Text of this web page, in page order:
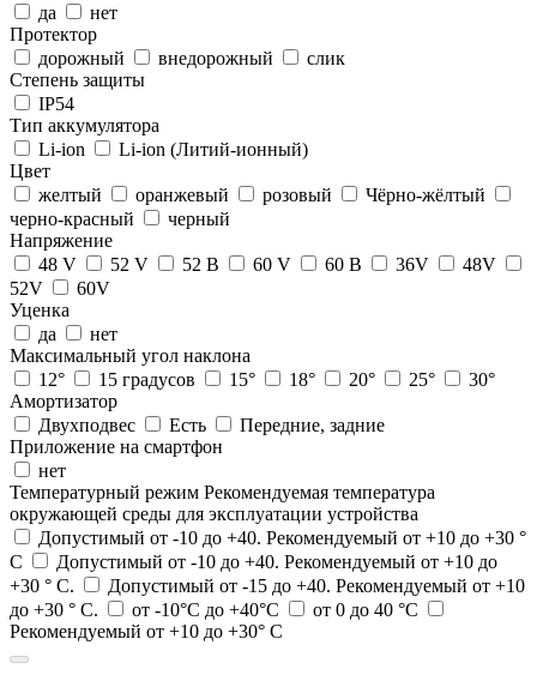
да
нет
Протектор
дорожный
внедорожный
слик
Степень защиты
IP54
Тип аккумулятора
Li-ion
Li-ion (Литий-ионный)
Цвет
желтый
оранжевый розовый
Чёрно-жёлтый
черно-красный
черный
Напряжение
48 V
52 V 52 В 60 V 60 В 36V
48V
52V
60V
Уценка
да
нет
Максимальный угол наклона
12°
15 градусов 15° 18° 20° 25°
30°
Амортизатор
Двухподвес
Есть
Передние, задние
Приложение на смартфон
нет
Температурный режим Рекомендуемая температура
окружающей среды для эксплуатации устройства
Допустимый от -10 до +40. Рекомендуемый от +10 до +30 °
С
Допустимый от -10 до +40. Рекомендуемый от +10 до
+30 ° С.
Допустимый от -15 до +40. Рекомендуемый от +10
до +30 ° С.
от -10°C до +40°C
от 0 до 40 °C
Рекомендуемый от +10 до +30° С